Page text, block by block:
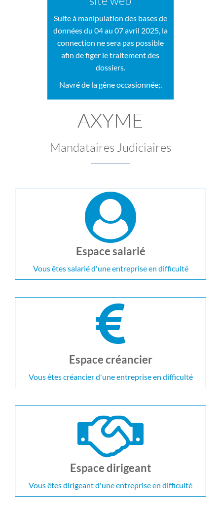
Suite à manipulation des bases de
données du 04 au 07 avril 2025, la
connection ne sera pas possible
afin de figer le traitement des
dossiers.
Navré de la gêne occasionnée;.
AXYME
Mandataires Judiciaires
Espace salarié
Vous êtes salarié d'une entreprise en difficulté
Espace créancier
Vous êtes créancier d'une entreprise en difficulté
Espace dirigeant
Vous êtes dirigeant d'une entreprise en difficulté